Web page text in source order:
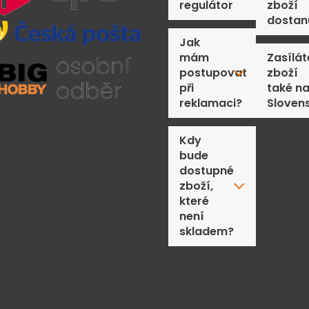
regulátor
Jak
mám
postupovat
při
reklamaci?
Kdy
bude
dostupné
zboží,
které
není
skladem?
zboží
zboží
také na